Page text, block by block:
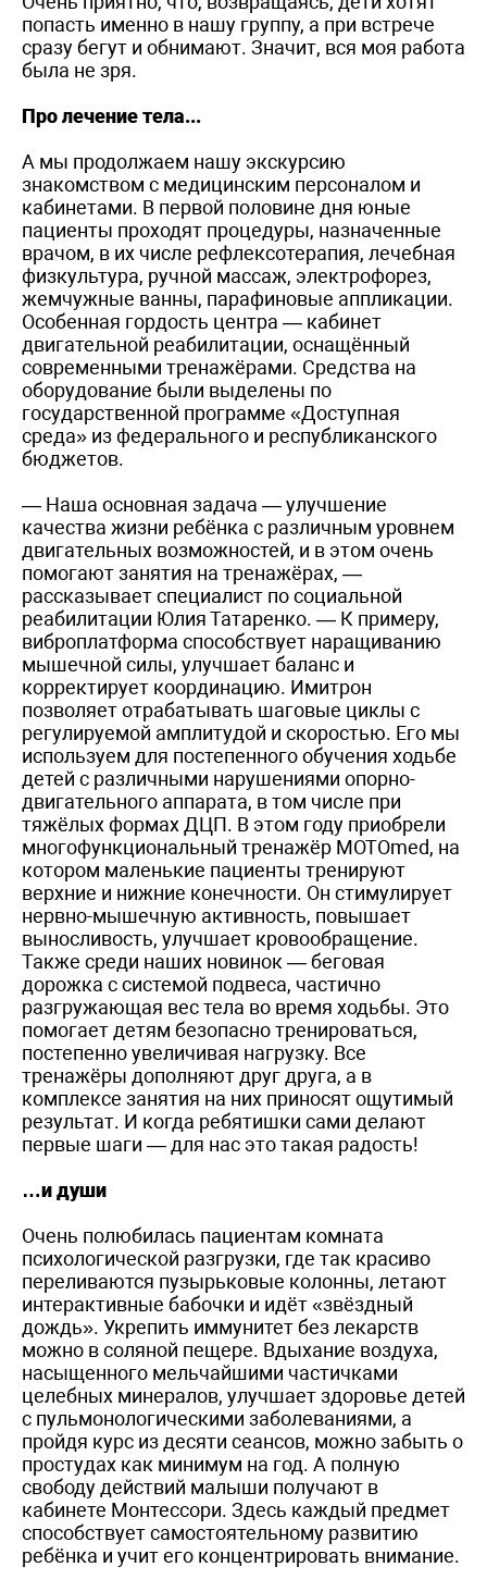
попасть именно в нашу группу, а при встрече
сразу бегут и обнимают. Значит, вся моя работа
была не зря.
Про лечение тела...
А мы продолжаем нашу экскурсию
знакомством с медицинским персоналом и
кабинетами. В первой половине дня юные
пациенты проходят процедуры, назначенные
врачом, в их числе рефлексотерапия, лечебная
физкультура, ручной массаж, электрофорез,
жемчужные ванны, парафиновые аппликации.
Особенная гордость центра — кабинет
двигательной реабилитации, оснащённый
современными тренажёрами. Средства на
оборудование были выделены по
государственной программе «Доступная
среда» из федерального и республиканского
бюджетов.
— Наша основная задача — улучшение
качества жизни ребёнка с различным уровнем
двигательных возможностей, и в этом очень
помогают занятия на тренажёрах, —
рассказывает специалист по социальной
реабилитации Юлия Татаренко. — К примеру,
виброплатформа способствует наращиванию
мышечной силы, улучшает баланс и
корректирует координацию. Имитрон
позволяет отрабатывать шаговые циклы с
регулируемой амплитудой и скоростью. Его мы
используем для постепенного обучения ходьбе
детей с различными нарушениями опорно-
двигательного аппарата, в том числе при
тяжёлых формах ДЦП. В этом году приобрели
многофункциональный тренажёр MOTOmed, на
котором маленькие пациенты тренируют
верхние и нижние конечности. Он стимулирует
нервно-мышечную активность, повышает
выносливость, улучшает кровообращение.
Также среди наших новинок — беговая
дорожка с системой подвеса, частично
разгружающая вес тела во время ходьбы. Это
помогает детям безопасно тренироваться,
постепенно увеличивая нагрузку. Все
тренажёры дополняют друг друга, а в
комплексе занятия на них приносят ощутимый
результат. И когда ребятишки сами делают
первые шаги — для нас это такая радость!
…и души
Очень полюбилась пациентам комната
психологической разгрузки, где так красиво
переливаются пузырьковые колонны, летают
интерактивные бабочки и идёт «звёздный
дождь». Укрепить иммунитет без лекарств
можно в соляной пещере. Вдыхание воздуха,
насыщенного мельчайшими частичками
целебных минералов, улучшает здоровье детей
с пульмонологическими заболеваниями, а
пройдя курс из десяти сеансов, можно забыть о
простудах как минимум на год. А полную
свободу действий малыши получают в
кабинете Монтессори. Здесь каждый предмет
способствует самостоятельному развитию
ребёнка и учит его концентрировать внимание.